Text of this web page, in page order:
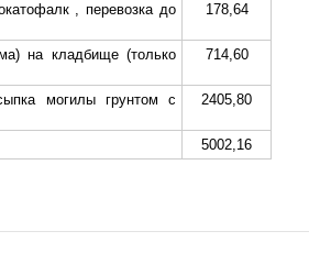
, перевозка до
178,64
на кладбище (только
714,60
могилы грунтом с
2405,80
5002,16